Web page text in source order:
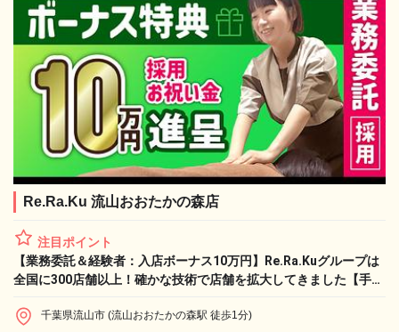
Re.Ra.Ku 流山おおたかの森店
注目ポイント
【業務委託＆経験者：入店ボーナス10万円】Re.Ra.Kuグループは
全国に300店舗以上！確かな技術で店舗を拡大してきました【手に
千葉県流山市 (流山おおたかの森駅 徒歩1分)